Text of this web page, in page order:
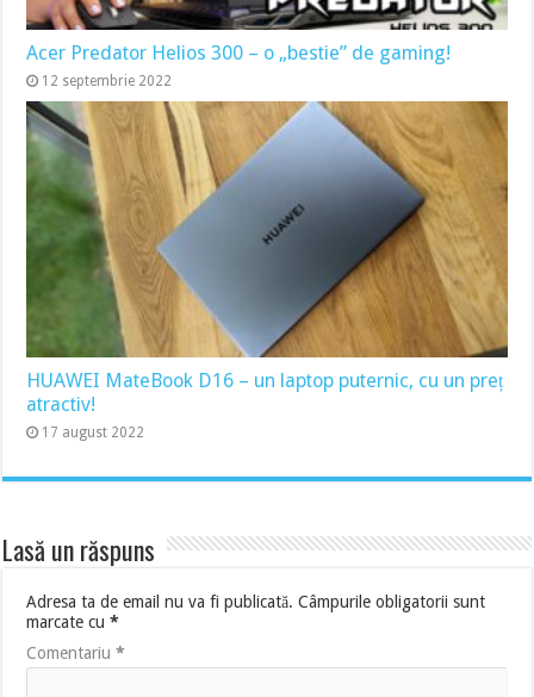
Acer Predator Helios 300 – o „bestie” de gaming!
12 septembrie 2022
HUAWEI MateBook D16 – un laptop puternic, cu un preț
atractiv!
17 august 2022
Lasă un răspuns
Adresa ta de email nu va fi publicată. Câmpurile obligatorii sunt
marcate cu*
Comentariu*